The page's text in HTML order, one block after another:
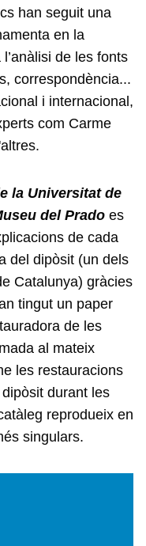
han seguit una
en la
de les fonts
correspondència...
i internacional,
com Carme
la Universitat de
del Prado es
de cada
del dipòsit (un dels
Catalunya) gràcies
tingut un paper
de les
al mateix
les restauracions
durant les
reprodueix en
singulars.